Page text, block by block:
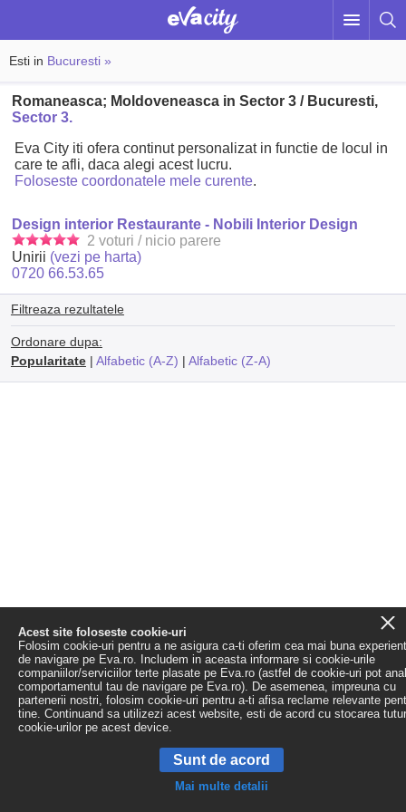
Esti in Bucuresti »
Romaneasca; Moldoveneasca in Sector 3 / Bucuresti,
Sector 3.
Eva City iti ofera continut personalizat in functie de locul in
care te afli, daca alegi acest lucru.
Foloseste coordonatele mele curente.
Design interior Restaurante - Nobili Interior Design
2 voturi / nicio parere
Unirii (vezi pe harta)
0720 66.53.65
Filtreaza rezultatele
Ordonare dupa:
Popularitate| Alfabetic (A-Z) | Alfabetic (Z-A)
Acest site foloseste cookie-uri
Folosim cookie-uri pentru a ne asigura ca-ti oferim cea mai buna
de navigare pe Eva.ro. Includem in aceasta informare si cookie-urile
companiilor/serviciilor terte plasate pe Eva.ro (astfel de cookie-uri pot
comportamentul tau de navigare pe Eva.ro). De asemenea, impreuna cu
partenerii nostri, folosim cookie-uri pentru a-ti afisa reclame relevante
tine. Continuand sa utilizezi acest website, esti de acord cu stocarea
cookie-urilor pe acest device.
Sunt de acord
Mai multe detalii